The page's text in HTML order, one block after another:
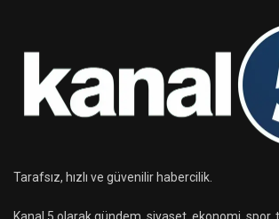
Tarafsız, hızlı ve güvenilir habercilik.